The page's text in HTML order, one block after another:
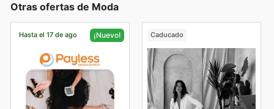
Otras ofertas de Moda
Hasta el 17 de ago ¡Nuevo! Caducado